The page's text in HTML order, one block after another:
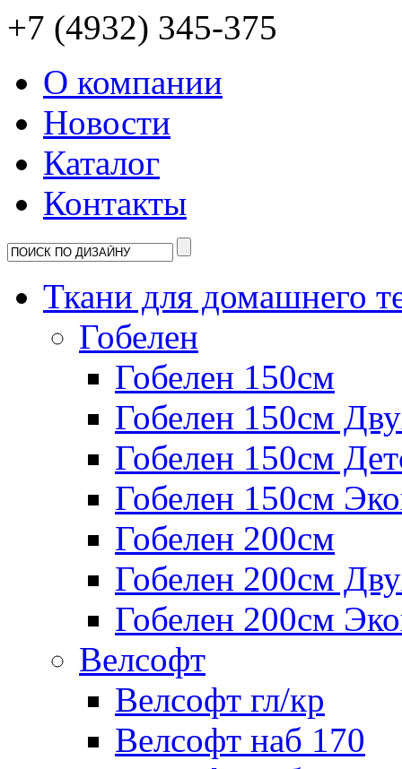
+7 (4932) 345-375
О компании
Новости
Каталог
Контакты
Ткани для домашнего
Гобелен
Гобелен 150см
Гобелен 150см
Гобелен 150см
Гобелен 150см
Гобелен 200см
Гобелен 200см
Гобелен 200см
Велсофт
Велсофт гл/кр
Велсофт наб 170